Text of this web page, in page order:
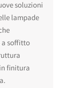
soluzioni
lampade
a soffitto
finitura